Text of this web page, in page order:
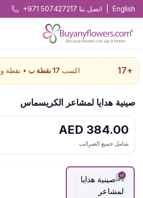
English اتصل بنا +971 507427217
+
17 اكسب 17نقطة ب • نقطة
صينية هدايا لمشاعر الكريسماس
384.00
شامل جميع الضرائب